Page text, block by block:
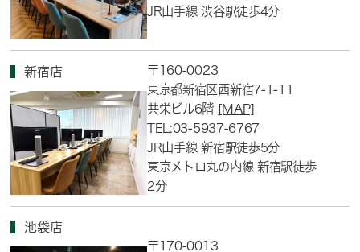
JR山手線 渋谷駅徒歩4分
新宿店
〒160-0023
東京都新宿区西新宿7-1-11
共栄ビル6階 [MAP]
TEL:03-5937-6767
JR山手線 新宿駅徒歩5分
東京メトロ丸の内線 新宿駅徒歩
2分
池袋店
〒170-0013